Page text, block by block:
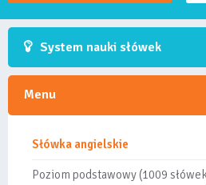
System nauki słówek
Menu
Słówka angielskie
Poziom podstawowy (1009